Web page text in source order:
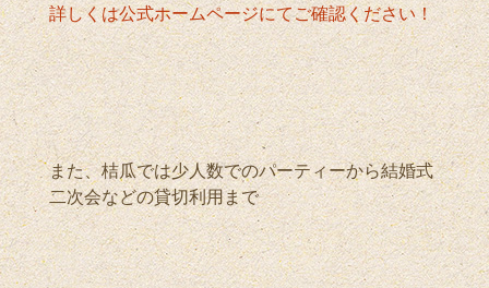
詳しくは公式ホームページにてご確認ください！
また、桔瓜では少人数でのパーティーから結婚式
二次会などの貸切利用まで